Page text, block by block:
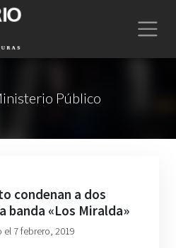
Público
condenan a dos
banda «Los Miralda»
el 7 febrero, 2019